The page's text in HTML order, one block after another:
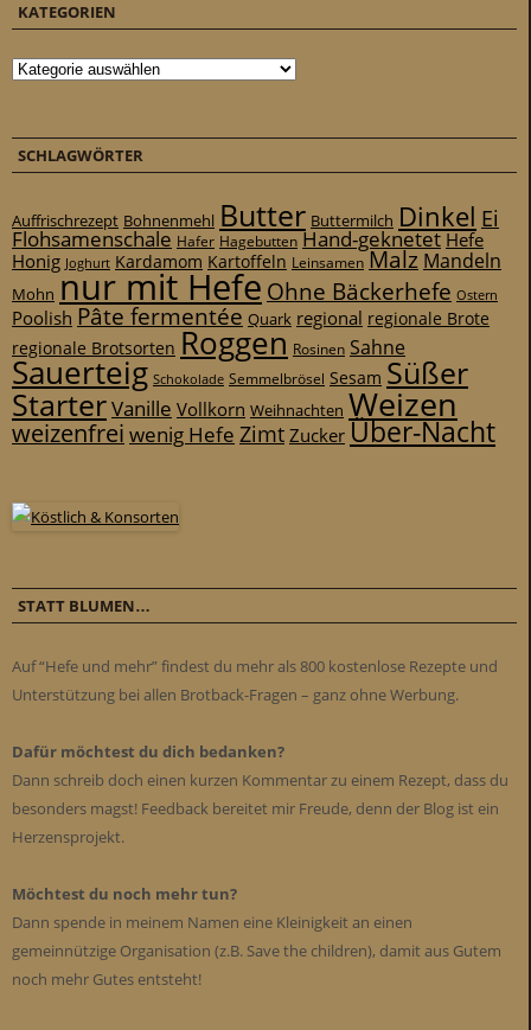
KATEGORIEN
Kategorien
SCHLAGWÖRTER
Auffrischrezept Bohnenmehl Butter Buttermilch Dinkel Ei
Flohsamenschale Hafer Hagebutten Hand-geknetet Hefe
Honig Joghurt Kardamom Kartoffeln Leinsamen Malz Mandeln
Mohn nur mit Hefe Ohne Bäckerhefe Ostern
Poolish Pâte fermentée Quark regional regionale Brote
regionale Brotsorten Roggen Rosinen Sahne
Sauerteig Schokolade Semmelbrösel Sesam Süßer
StarterVanille Vollkorn Weihnachten Weizen
weizenfrei wenig Hefe ZimtZuckerÜber-Nacht
STATT BLUMEN…
Auf “Hefe und mehr” findest du mehr als 800 kostenlose Rezepte und
Unterstützung bei allen Brotback-Fragen – ganz ohne Werbung.
Dafür möchtest du dich bedanken?
Dann schreib doch einen kurzen Kommentar zu einem Rezept, dass du
besonders magst! Feedback bereitet mir Freude, denn der Blog ist ein
Herzensprojekt.
Möchtest du noch mehr tun?
Dann spende in meinem Namen eine Kleinigkeit an einen
gemeinnützige Organisation (z.B. Save the children), damit aus Gutem
noch mehr Gutes entsteht!